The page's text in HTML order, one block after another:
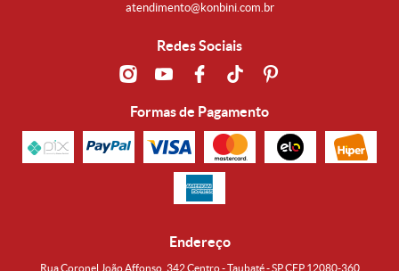
atendimento@konbini.com.br
Redes Sociais
Formas de Pagamento
Endereço
Rua Coronel João Affonso, 342 Centro - Taubaté - SP CEP 12080-360